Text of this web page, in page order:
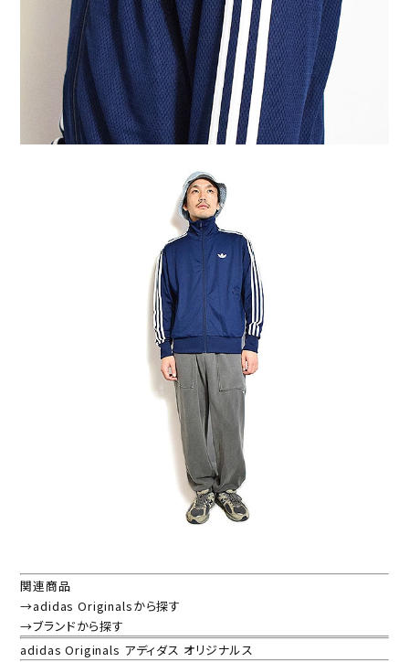
関連商品
→adidas Originalsから探す
→ブランドから探す
adidas Originals アディダス オリジナルス